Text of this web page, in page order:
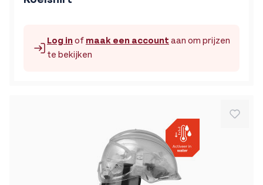
Log inof maak een account aan om prijzen
te bekijken